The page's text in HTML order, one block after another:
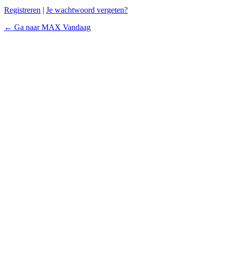
Registreren | Je wachtwoord vergeten?
← Ga naar MAX Vandaag